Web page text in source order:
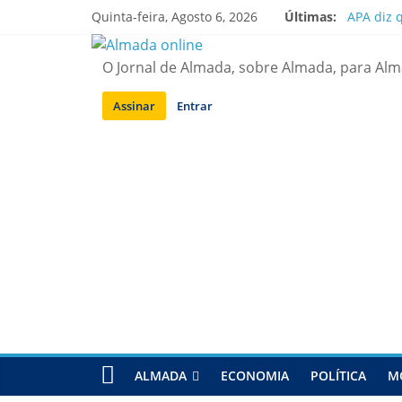
Quinta-feira, Agosto 6, 2026 Últimas:
APA diz
Ponte
O Jornal de Almada, sobre Almada, para
Assinar Entrar
ALMADA ECONOMIA POLÍTICA